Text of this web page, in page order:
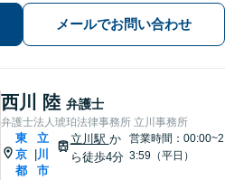
張対応も可能です。【土日・夜間相談
メールでお問い合わせ
西川 陸 弁護士
弁護士法人琥珀法律事務所 立川事務所
東
京
都
立
川
市
立川駅 か
ら徒歩4分
営業時間：00:00~2
3:59（平日）